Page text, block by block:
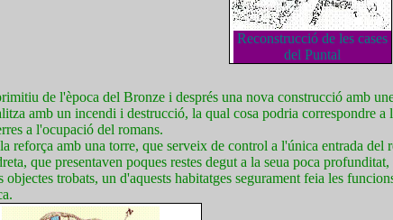
Reconstrucció de les cases
del Puntal
de l'època del Bronze i després una nova construcció amb
amb un incendi i destrucció, la qual cosa podria correspondre a
a l'ocupació del romans.
amb una torre, que serveix de control a l'única entrada del
que presentaven poques restes degut a la seua poca
trobats, un d'aquests habitatges segurament feia les